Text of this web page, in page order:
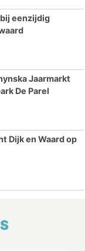
eenzijdig
Jaarmarkt
De Parel
Dijk en Waard op